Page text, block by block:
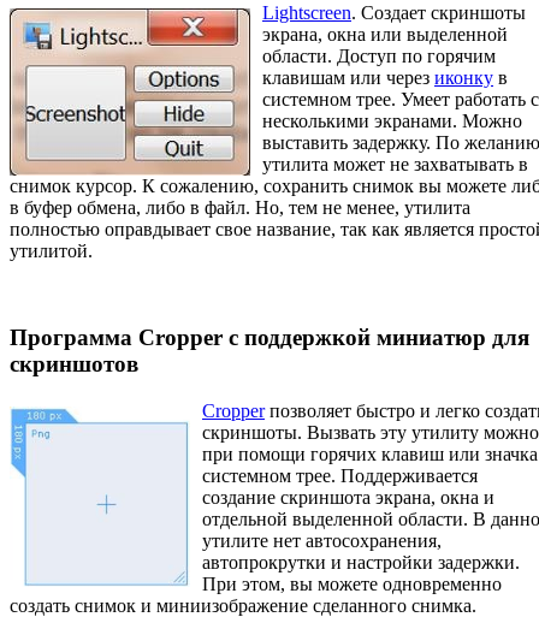
Lightscreen. Создает скриншоты
экрана, окна или выделенной
области. Доступ по горячим
клавишам или через иконку в
системном трее. Умеет работать с
несколькими экранами. Можно
выставить задержку. По желанию
утилита может не захватывать в
снимок курсор. К сожалению, сохранить снимок вы можете
в буфер обмена, либо в файл. Но, тем не менее, утилита
полностью оправдывает свое название, так как является
утилитой.
Программа Cropper с поддержкой миниатюр для
скриншотов
Cropperпозволяет быстро и легко
скриншоты. Вызвать эту утилиту можно
при помощи горячих клавиш или
системном трее. Поддерживается
создание скриншота экрана, окна и
отдельной выделенной области. В
утилите нет автосохранения,
автопрокрутки и настройки задержки.
При этом, вы можете одновременно
создать снимок и миниизображение сделанного снимка.